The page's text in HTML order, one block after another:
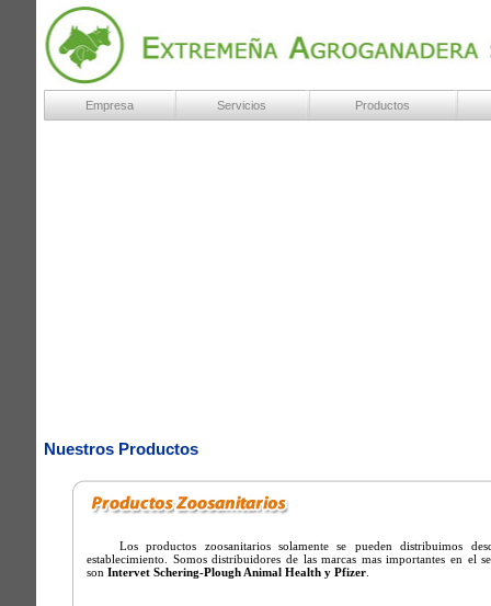
Empresa Servicios Productos
Nuestros Productos
Los productos zoosanitarios solamente se pueden distribuimos
establecimiento. Somos distribuidores de las marcas mas importantes en el
son Intervet Schering-Plough Animal Health y Pfizer